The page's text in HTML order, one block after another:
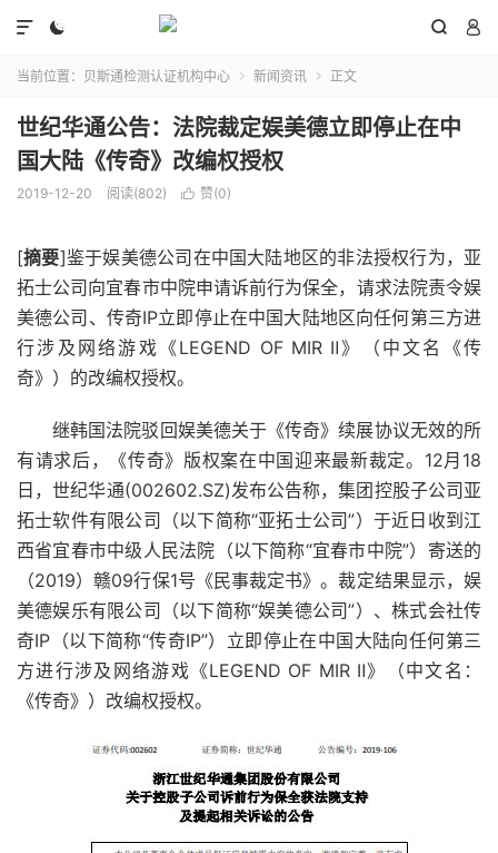
  

当前位置： 贝斯通检测认证机构中心  新闻资讯  正文
世纪华通公告：法院裁定娱美德立即停止在中
国大陆《传奇》改编权授权
2019-12-20 阅读(802)  赞(0)
[摘要]鉴于娱美德公司在中国大陆地区的非法授权行为，亚
拓士公司向宜春市中院申请诉前行为保全，请求法院责令娱
美德公司、传奇IP立即停止在中国大陆地区向任何第三方进
行涉及网络游戏《LEGEND OF MIR Ⅱ》（中文名《传
奇》）的改编权授权。
继韩国法院驳回娱美德关于《传奇》续展协议无效的所
有请求后，《传奇》版权案在中国迎来最新裁定。12月18
日，世纪华通(002602.SZ)发布公告称，集团控股子公司亚
拓士软件有限公司（以下简称“亚拓士公司”）于近日收到江
西省宜春市中级人民法院（以下简称“宜春市中院”）寄送的
（2019）赣09行保1号《民事裁定书》。裁定结果显示，娱
美德娱乐有限公司（以下简称“娱美德公司”）、株式会社传
奇IP（以下简称“传奇IP”）立即停止在中国大陆向任何第三
方进行涉及网络游戏《LEGEND OF MIR Ⅱ》（中文名：
《传奇》）改编权授权。